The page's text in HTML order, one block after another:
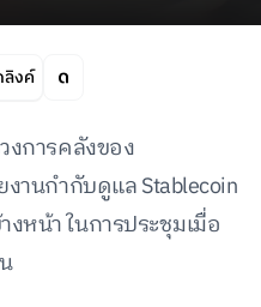
งค์
งการคลังของ
านกำกับดูแล Stablecoin
งหน้า ในการประชุมเมื่อ